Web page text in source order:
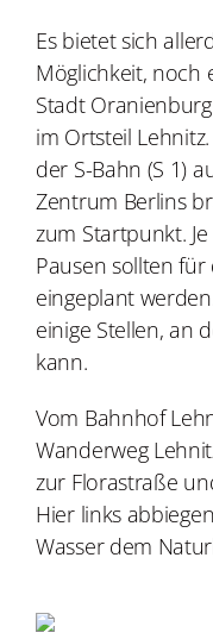
Es bietet sich
Möglichkeit, noch
Stadt
im Ortsteil
der S-Bahn (S 1)
Zentrum Berlins
zum Startpunkt.
Pausen sollten
eingeplant
einige Stellen, an
kann.
Vom Bahnhof
Wanderweg
zur Florastraße
Hier links
Wasser dem